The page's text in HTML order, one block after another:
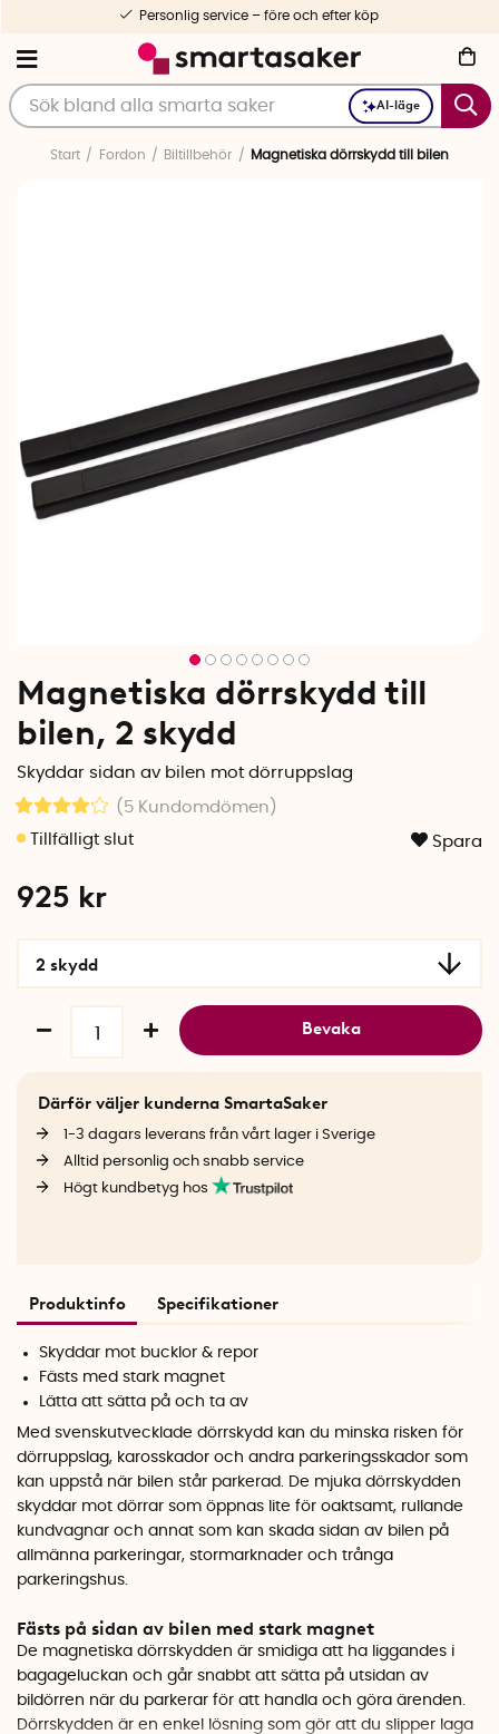
AI-läge
Personlig service – före och efter köp
Start Fordon Biltillbehör Magnetiska dörrskydd till bilen
Magnetiska dörrskydd till
bilen, 2 skydd
Skyddar sidan av bilen mot dörruppslag
(5 Kundomdömen )
Spara
925 kr
2 skydd
Bevaka
Därför väljer kunderna SmartaSaker
1-3 dagars leverans från vårt lager i Sverige
Alltid personlig och snabb service
Högt kundbetyg hos
Produktinfo Specifikationer
Skyddar mot bucklor & repor
Fästs med stark magnet
Lätta att sätta på och ta av
Med svenskutvecklade dörrskydd kan du minska risken för
dörruppslag, karosskador och andra parkeringsskador som
kan uppstå när bilen står parkerad. De mjuka dörrskydden
skyddar mot dörrar som öppnas lite för oaktsamt, rullande
kundvagnar och annat som kan skada sidan av bilen på
allmänna parkeringar, stormarknader och trånga
parkeringshus.
Fästs på sidan av bilen med stark magnet
De magnetiska dörrskydden är smidiga att ha liggandes i
bagageluckan och går snabbt att sätta på utsidan av
bildörren när du parkerar för att handla och göra ärenden.
Dörrskydden är en enkel lösning som gör att du slipper laga